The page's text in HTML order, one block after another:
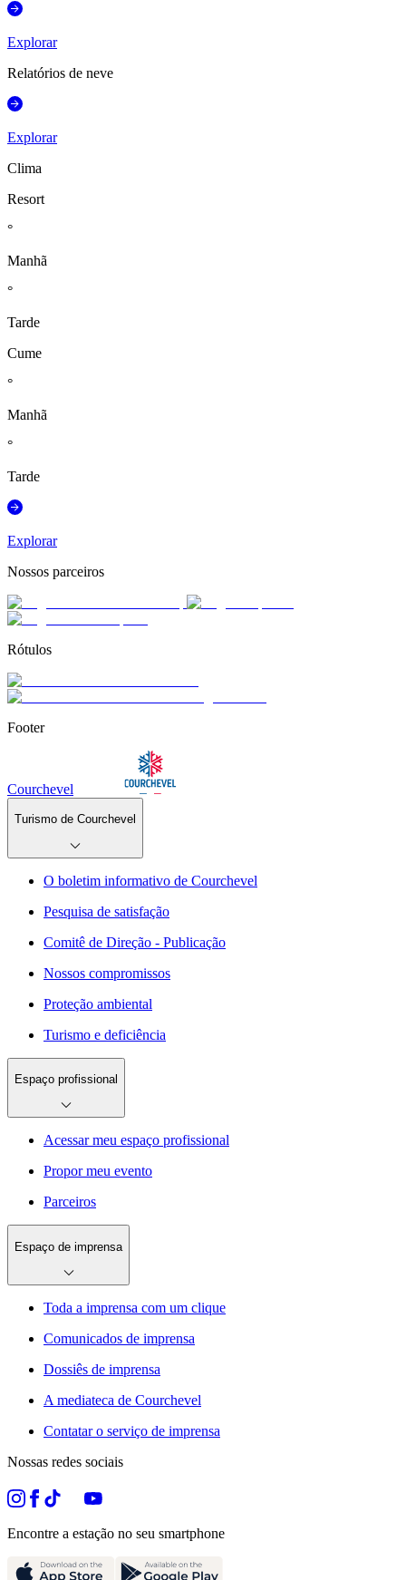
Explorar
Relatórios de neve
Explorar
Clima
Resort
°
Manhã
°
Tarde
Cume
°
Manhã
°
Tarde
Explorar
Nossos parceiros
Rótulos
Footer
Courchevel
Turismo de Courchevel
O boletim informativo de Courchevel
Pesquisa de satisfação
Comitê de Direção - Publicação
Nossos compromissos
Proteção ambiental
Turismo e deficiência
Espaço profissional
Acessar meu espaço profissional
Propor meu evento
Parceiros
Espaço de imprensa
Toda a imprensa com um clique
Comunicados de imprensa
Dossiês de imprensa
A mediateca de Courchevel
Contatar o serviço de imprensa
Nossas redes sociais
Encontre a estação no seu smartphone